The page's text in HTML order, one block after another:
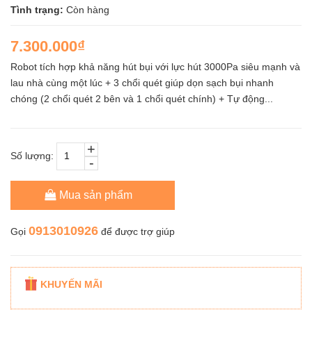
Tình trạng: Còn hàng
7.300.000₫
Robot tích hợp khả năng hút bụi với lực hút 3000Pa siêu mạnh và
lau nhà cùng một lúc + 3 chổi quét giúp dọn sạch bụi nhanh
chóng (2 chổi quét 2 bên và 1 chổi quét chính) + Tự động...
Số lượng: -
+
Mua sản phẩm
Gọi 0913010926 để được trợ giúp
KHUYẾN MÃI